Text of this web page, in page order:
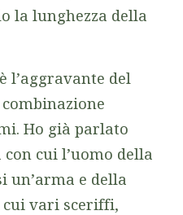
la lunghezza della
l’aggravante del
Ho già parlato
cui l’uomo della
un’arma e della
cui vari sceriffi,